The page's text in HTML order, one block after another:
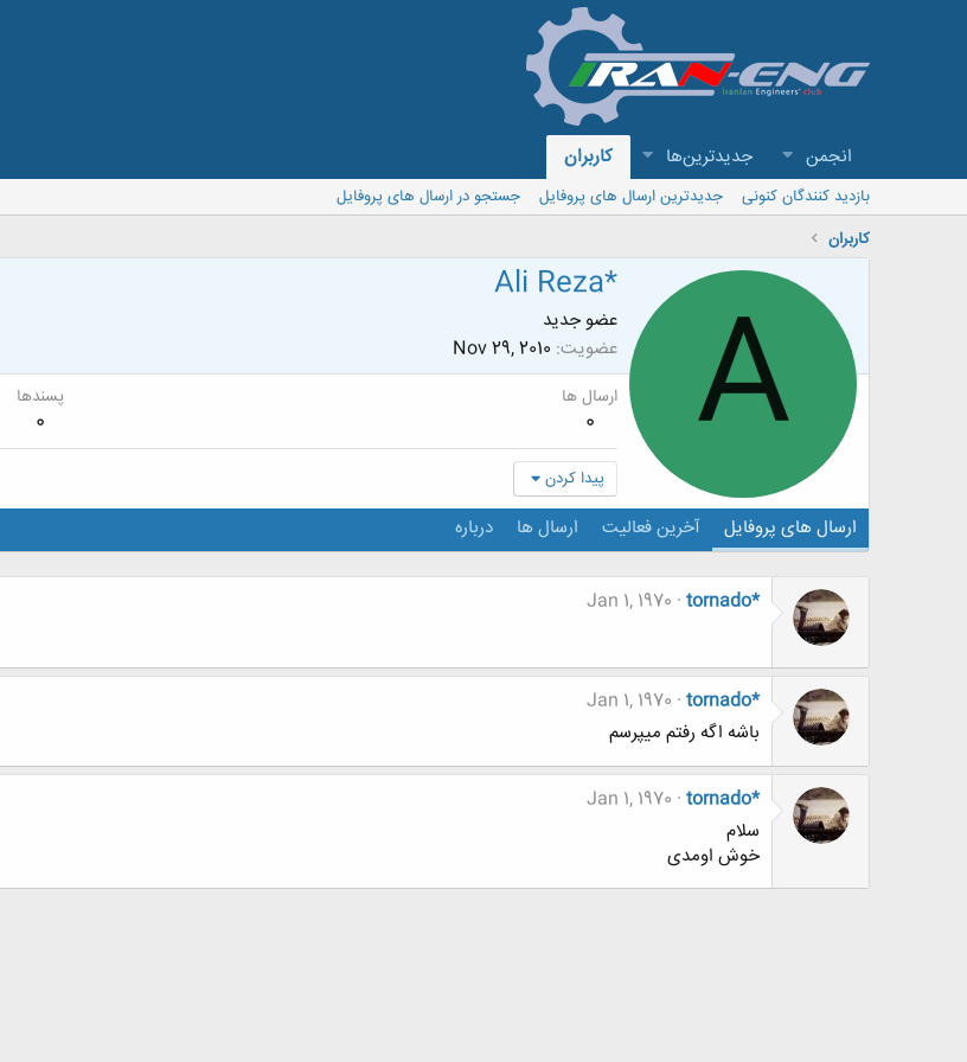
انجمن جدیدترین‌ها کاربران
بازدید کنندگان کنونی جدیدترین ارسال های پروفایل
جستجو در ارسال های پروفایل
کاربران
A
Ali Reza*
عضو جدید
عضویت Nov 29, 2010
ارسال ها
0
پسندها
0
پیدا کردن
ارسال های پروفایل آخرین فعالیت ارسال ها درباره
tornado*
Jan 1, 1970
tornado*
Jan 1, 1970
باشه اگه رفتم میپرسم
tornado*
Jan 1, 1970
سلام
خوش اومدی